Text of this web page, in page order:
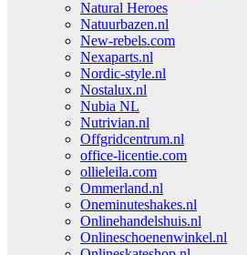
Natural Heroes
Natuurbazen.nl
New-rebels.com
Nexaparts.nl
Nordic-style.nl
Nostalux.nl
Nubia NL
Nutrivian.nl
Offgridcentrum.nl
office-licentie.com
ollieleila.com
Ommerland.nl
Oneminuteshakes.nl
Onlinehandelshuis.nl
Onlineschoenenwinkel.nl